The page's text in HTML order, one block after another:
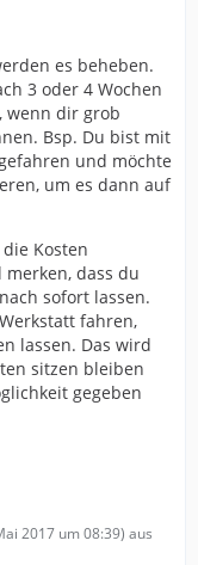
es beheben.
3 oder 4 Wochen
wenn dir grob
Bsp. Du bist mit
und möchte
um es dann auf
Kosten
dass du
sofort lassen.
fahren,
lassen. Das wird
sitzen bleiben
gegeben
2017 um 08:39) aus